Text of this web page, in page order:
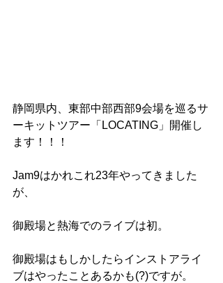
静岡県内、東部中部西部9会場を巡るサ
ーキットツアー「LOCATING」開催し
ます！！！
Jam9はかれこれ23年やってきました
が、
御殿場と熱海でのライブは初。
御殿場はもしかしたらインストアライ
ブはやったことあるかも(?)ですが。